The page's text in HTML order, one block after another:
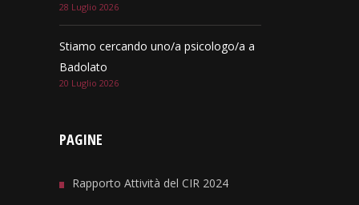
28 Luglio 2026
Stiamo cercando uno/a psicologo/a a
Badolato
20 Luglio 2026
PAGINE
Rapporto Attività del CIR 2024